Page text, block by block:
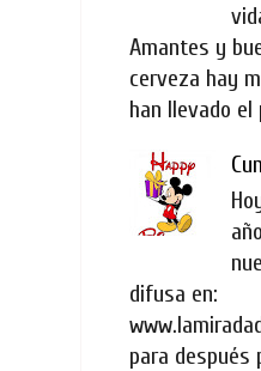
Amantes y
cerveza hay
han llevado el
difusa en:
para después